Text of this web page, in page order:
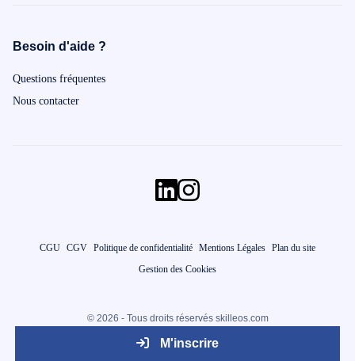
M'inscrire
Besoin d'aide ?
Questions fréquentes
Nous contacter
CGU CGV Politique de confidentialité Mentions Légales Plan du site
Gestion des Cookies
© 2026 - Tous droits réservés skilleos.com